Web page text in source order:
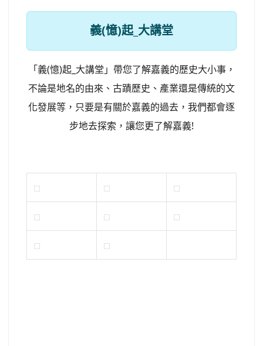
義(憶)起_大講堂
「義(憶)起_大講堂」帶您了解嘉義的歷史大小事，
不論是地名的由來、古蹟歷史、產業還是傳統的文
化發展等，只要是有關於嘉義的過去，我們都會逐
步地去探索，讓您更了解嘉義!